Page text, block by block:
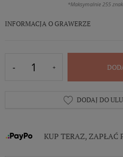
*Maksymalnie 255
INFORMACJA O GRAWERZE
DODAJ DO
KUP TERAZ, ZAPŁAĆ